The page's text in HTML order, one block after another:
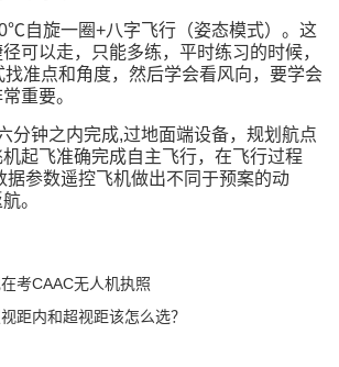
自旋一圈+八字飞行（姿态模式）。这
可以走，只能多练，平时练习的时候，
准点和角度，然后学会看风向，要学会
重要。
分钟之内完成,过地面端设备，规划航点
起飞准确完成自主飞行，在飞行过程
据参数遥控飞机做出不同于预案的动
。
考CAAC无人机执照
距内和超视距该怎么选？